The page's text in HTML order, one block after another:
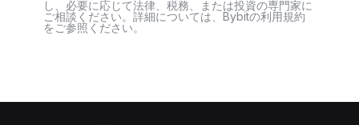
し、必要に応じて法律、税務、または投資の専門家に
ご相談ください。詳細については、Bybitの利用規約
をご参照ください。